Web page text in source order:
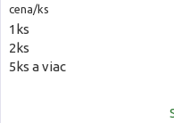
cena/ks
1ks
2ks
5ks a viac